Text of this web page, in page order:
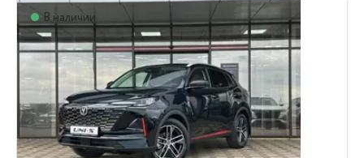
В наличии